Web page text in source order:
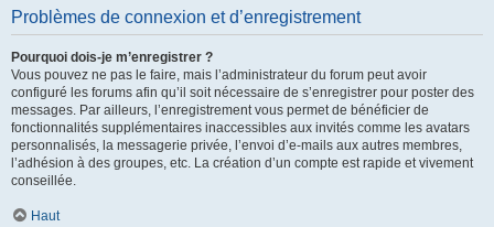
Problèmes de connexion et d’enregistrement
Pourquoi dois-je m’enregistrer ?
Vous pouvez ne pas le faire, mais l’administrateur du forum peut avoir
configuré les forums afin qu’il soit nécessaire de s’enregistrer pour poster des
messages. Par ailleurs, l’enregistrement vous permet de bénéficier de
fonctionnalités supplémentaires inaccessibles aux invités comme les avatars
personnalisés, la messagerie privée, l’envoi d’e-mails aux autres membres,
l’adhésion à des groupes, etc. La création d’un compte est rapide et vivement
conseillée.
Haut